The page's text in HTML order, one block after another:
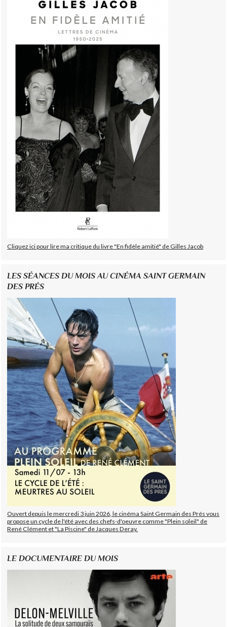
Cliquez ici pour lire ma critique du livre "En fidèle amitié" de Gilles Jacob
LES SÉANCES DU MOIS AU CINÉMA SAINT GERMAIN
DES PRÉS
Ouvert depuis le mercredi 3 juin 2026, le cinéma Saint Germain des Prés vous
propose un cycle de l'été avec des chefs-d'oeuvre comme "Plein soleil" de
René Clément et "La Piscine" de Jacques Deray.
LE DOCUMENTAIRE DU MOIS